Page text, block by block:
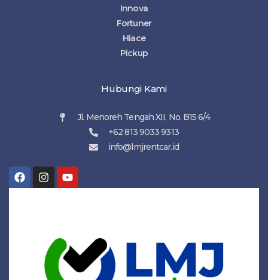
Innova
Fortuner
Hiace
Pickup
Hubungi Kami
Jl. Menoreh Tengah XII, No. B15 6/4
+62 813 9033 9313
info@lmjrentcar.id